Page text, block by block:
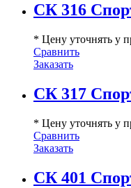
СК 316
* Цену уточнять у
Сравнить
Заказать
СК 317
* Цену уточнять у
Сравнить
Заказать
СК 401